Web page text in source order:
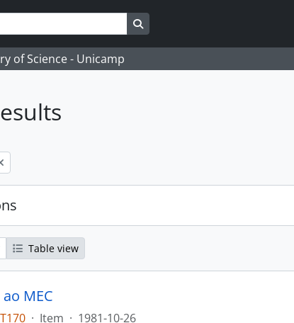
of Science - Unicamp
Table view
MEC
· Item · 1981-10-26